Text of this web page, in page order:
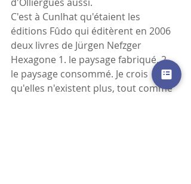
C'est à Cunlhat qu'étaient les
éditions Fûdo qui éditèrent en 2006
deux livres de Jürgen Nefzger
Hexagone 1. le paysage fabriqué, 2.
le paysage consommé. Je crois
qu'elles n'existent plus, tout comme